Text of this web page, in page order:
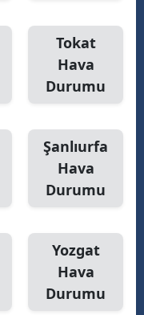
Tokat
Hava
Durumu
Şanlıurfa
Hava
Durumu
Yozgat
Hava
Durumu